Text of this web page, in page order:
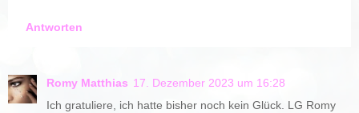
Antworten
Romy Matthias 17. Dezember 2023 um 16:28
Ich gratuliere, ich hatte bisher noch kein Glück. LG Romy